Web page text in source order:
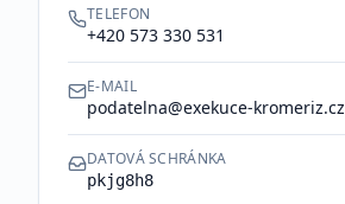
TELEFON
+420 573 330 531
E-MAIL
podatelna@exekuce-kromeriz.cz
DATOVÁ SCHRÁNKA
pkjg8h8